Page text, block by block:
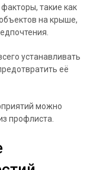
такие как
на крыше,
устанавливать
её
можно
профлиста.